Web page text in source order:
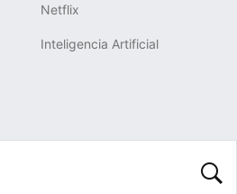
Netflix
Inteligencia Artificial